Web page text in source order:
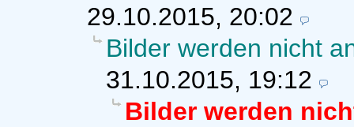
29.10.2015, 20:02
Bilder werden nicht
31.10.2015, 19:12
Bilder werden